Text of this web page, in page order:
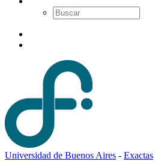
Universidad de Buenos Aires - Exactas